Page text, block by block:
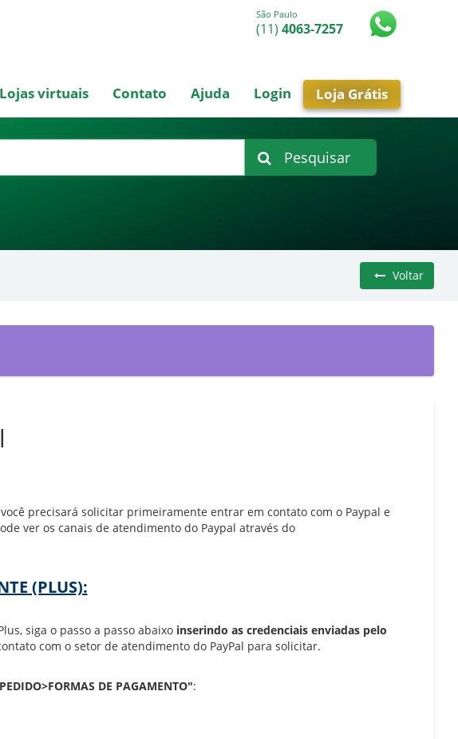
São Paulo
(11) 4063-7257
Lojas virtuais Contato Ajuda Login Loja Grátis
Pesquisar
Voltar
precisará solicitar primeiramente entrar em contato com o Paypal e
ver os canais de atendimento do Paypal através do
(PLUS):
siga o passo a passo abaixo inserindo as credenciais enviadas pelo
com o setor de atendimento do PayPal para solicitar.
DE PAGAMENTO":